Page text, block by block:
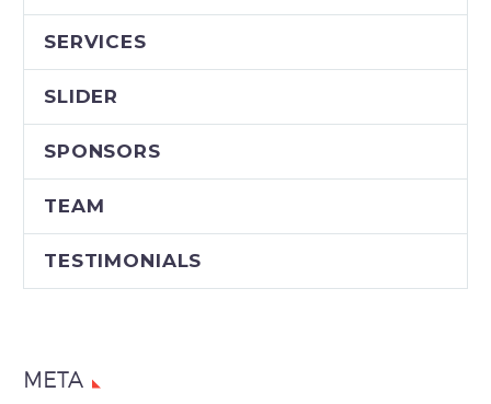
SERVICES
SLIDER
SPONSORS
TEAM
TESTIMONIALS
META